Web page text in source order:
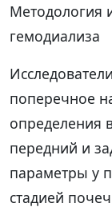
Методология
гемодиализа
поперечное
определения
передний и
параметры у
стадией